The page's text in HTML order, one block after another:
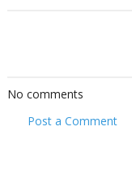
No comments
Post a Comment